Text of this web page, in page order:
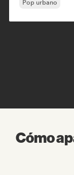
Pop urbano
Cómo